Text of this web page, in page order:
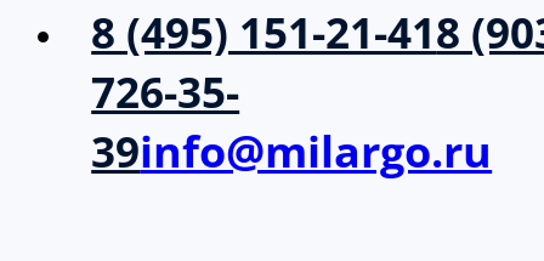
8 (495) 151-21-418
726-35-
39info@milargo.ru